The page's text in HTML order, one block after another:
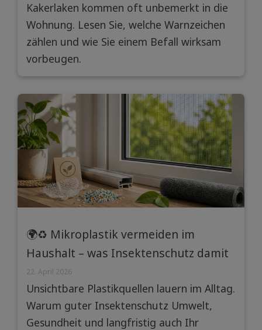
Kakerlaken kommen oft unbemerkt in die
Wohnung. Lesen Sie, welche Warnzeichen
zählen und wie Sie einem Befall wirksam
vorbeugen.
🌍♻️ Mikroplastik vermeiden im
Haushalt – was Insektenschutz damit
zu tun hat
22. April 2026
Unsichtbare Plastikquellen lauern im Alltag.
Warum guter Insektenschutz Umwelt,
Gesundheit und langfristig auch Ihr